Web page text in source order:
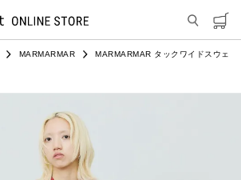
MARMARMAR
MARMARMAR タックワイドスウェ